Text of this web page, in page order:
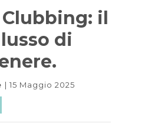
il
di
15 Maggio 2025